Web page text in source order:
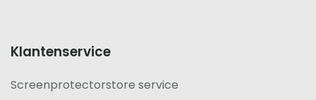
Klantenservice
Screenprotectorstore service